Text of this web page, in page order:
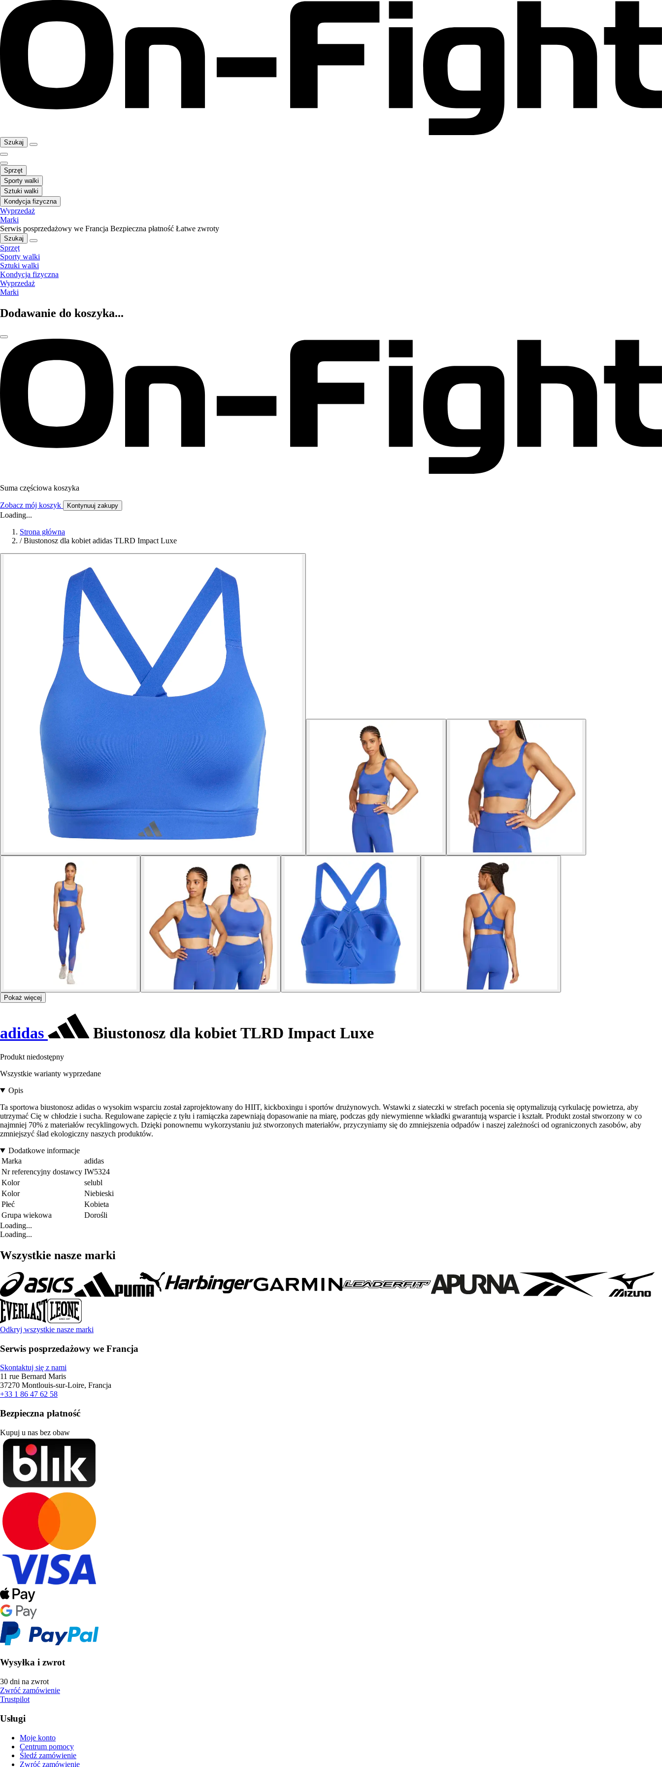
Szukaj
Sprzęt
Sporty walki
Sztuki walki
Kondycja fizyczna
Wyprzedaż
Marki
Serwis posprzedażowy we Francja Bezpieczna płatność Łatwe zwroty
Szukaj
Sprzęt
Sporty walki
Sztuki walki
Kondycja fizyczna
Wyprzedaż
Marki
Dodawanie do koszyka...
Suma częściowa koszyka
Zobacz mój koszyk Kontynuuj zakupy
Loading...
Strona główna
/ Biustonosz dla kobiet adidas TLRD Impact Luxe
Pokaż więcej
adidas Biustonosz dla kobiet TLRD Impact Luxe
Produkt niedostępny
Wszystkie warianty wyprzedane
Opis
Ta sportowa biustonosz adidas o wysokim wsparciu został zaprojektowany do HIIT, kickboxingu i sportów drużynowych. Wstawki z siateczki w strefach pocenia się optymalizują cyrkulację powietrza, aby
utrzymać Cię w chłodzie i sucha. Regulowane zapięcie z tyłu i ramiączka zapewniają dopasowanie na miarę, podczas gdy niewymienne wkładki gwarantują wsparcie i kształt. Produkt został stworzony w co
najmniej 70% z materiałów recyklingowych. Dzięki ponownemu wykorzystaniu już stworzonych materiałów, przyczyniamy się do zmniejszenia odpadów i naszej zależności od ograniczonych zasobów, aby
zmniejszyć ślad ekologiczny naszych produktów.
Dodatkowe informacje
Marka
adidas
Nr referencyjny dostawcy IW5324
Kolor
selubl
Kolor
Niebieski
Płeć
Kobieta
Grupa wiekowa
Dorośli
Loading...
Loading...
Wszystkie nasze marki
Odkryj wszystkie nasze marki
Serwis posprzedażowy we Francja
Skontaktuj się z nami
11 rue Bernard Maris
37270 Montlouis-sur-Loire, Francja
+33 1 86 47 62 58
Bezpieczna płatność
Kupuj u nas bez obaw
Wysyłka i zwrot
30 dni na zwrot
Zwróć zamówienie
Trustpilot
Usługi
Moje konto
Centrum pomocy
Śledź zamówienie
Zwróć zamówienie